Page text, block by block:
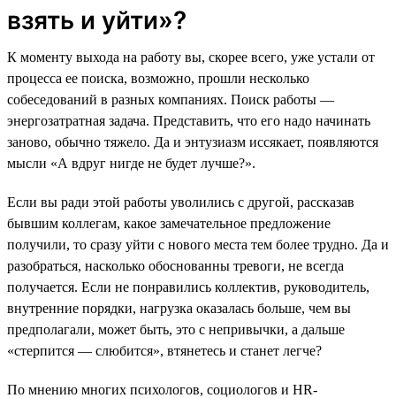
взять и уйти»?
К моменту выхода на работу вы, скорее всего, уже устали от
процесса ее поиска, возможно, прошли несколько
собеседований в разных компаниях. Поиск работы —
энергозатратная задача. Представить, что его надо начинать
заново, обычно тяжело. Да и энтузиазм иссякает, появляются
мысли «А вдруг нигде не будет лучше?».
Если вы ради этой работы уволились с другой, рассказав
бывшим коллегам, какое замечательное предложение
получили, то сразу уйти с нового места тем более трудно. Да и
разобраться, насколько обоснованны тревоги, не всегда
получается. Если не понравились коллектив, руководитель,
внутренние порядки, нагрузка оказалась больше, чем вы
предполагали, может быть, это с непривычки, а дальше
«стерпится — слюбится», втянетесь и станет легче?
По мнению многих психологов, социологов и HR-